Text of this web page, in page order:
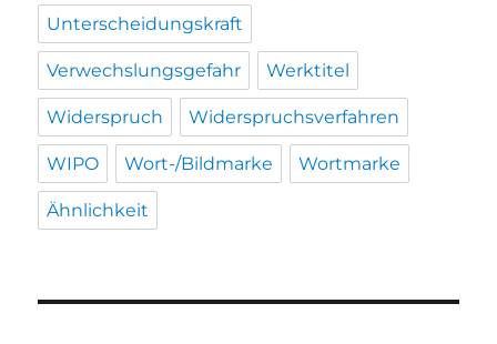
Unterscheidungskraft
Verwechslungsgefahr Werktitel
Widerspruch Widerspruchsverfahren
WIPO Wort-/Bildmarke Wortmarke
Ähnlichkeit